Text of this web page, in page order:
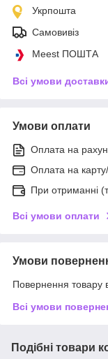
Укрпошта
Самовивіз
Meest ПОШТА
Всі умови
Умови оплати
Оплата на
Оплата на
При отриманні
Всі умови оплати
Умови
Повернення товару
Всі умови
Подібні товари